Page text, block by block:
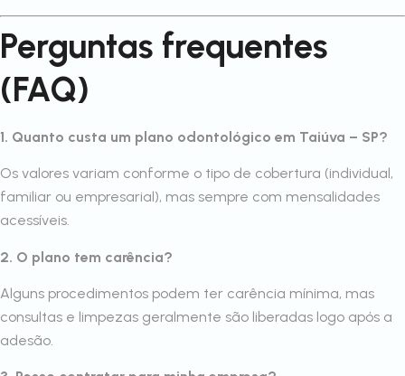
Perguntas frequentes
(FAQ)
1. Quanto custa um plano odontológico em Taiúva – SP?
Os valores variam conforme o tipo de cobertura (individual,
familiar ou empresarial), mas sempre com mensalidades
acessíveis.
2. O plano tem carência?
Alguns procedimentos podem ter carência mínima, mas
consultas e limpezas geralmente são liberadas logo após a
adesão.